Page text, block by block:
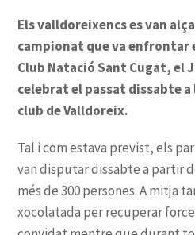
Els valldoreixencs es van
campionat que va enfrontar
Club Natació Sant Cugat, el
celebrat el passat dissabte
club de Valldoreix.